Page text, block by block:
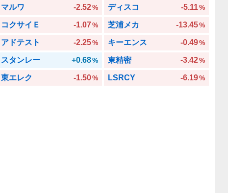
マルワ -2.52% ディスコ -5.11%
コクサイＥ -1.07% 芝浦メカ -13.45%
アドテスト -2.25% キーエンス -0.49%
スタンレー +0.68% 東精密 -3.42%
東エレク -1.50% LSRCY -6.19%